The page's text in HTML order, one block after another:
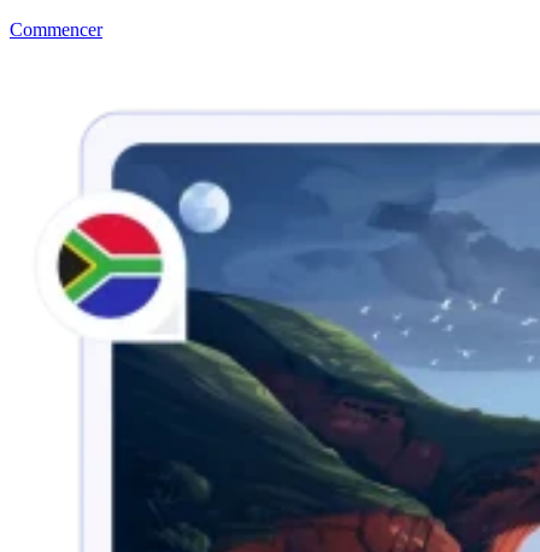
Commencer